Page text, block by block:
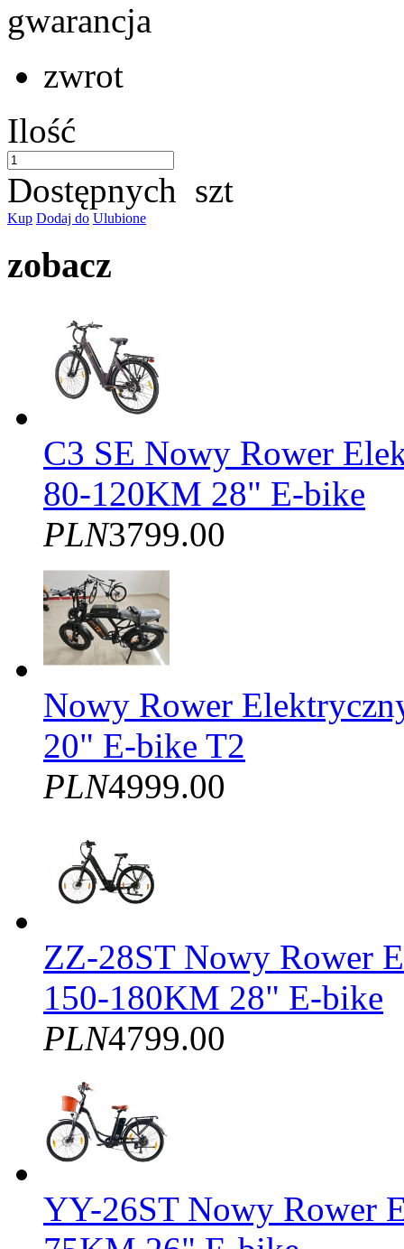
gwarancja
zwrot
Ilość
Dostępnych szt
Kup Dodaj do Ulubione
zobacz
C3 SE Nowy Rower
80-120KM 28" E-bike
PLN3799.00
Nowy Rower
20" E-bike T2
PLN4999.00
ZZ-28ST Nowy Rower
150-180KM 28" E-bike
PLN4799.00
YY-26ST Nowy Rower